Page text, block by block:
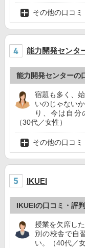
その他の口コミ
能力開発センタ
能力開発センターの
宿題も多く、
いのじゃない
り、今は自分
（30代／女性）
その他の口コミ
IKUEI
IKUEIの口コミ・評判
授業を欠席し
別の校舎で自
い。（40代／女